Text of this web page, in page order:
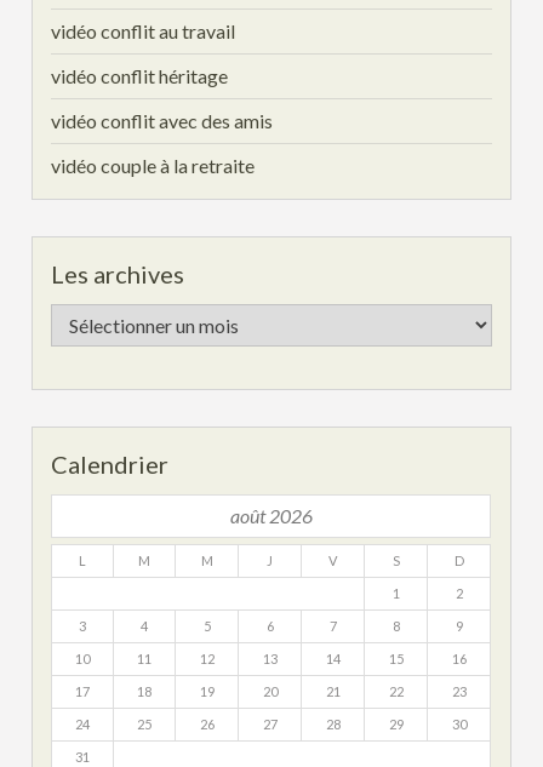
vidéo conflit au travail
vidéo conflit héritage
vidéo conflit avec des amis
vidéo couple à la retraite
Les archives
Les
archives
Calendrier
août 2026
L M M J V S D
1 2
3 4 5 6 7 8 9
10 11 12 13 14 15 16
17 18 19 20 21 22 23
24 25 26 27 28 29 30
31